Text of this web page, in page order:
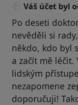
Váš účet byl
Po deseti
nevěděli si
někdo, kdo byl
a začít mě
lidským
nezapomene
doporučuji!